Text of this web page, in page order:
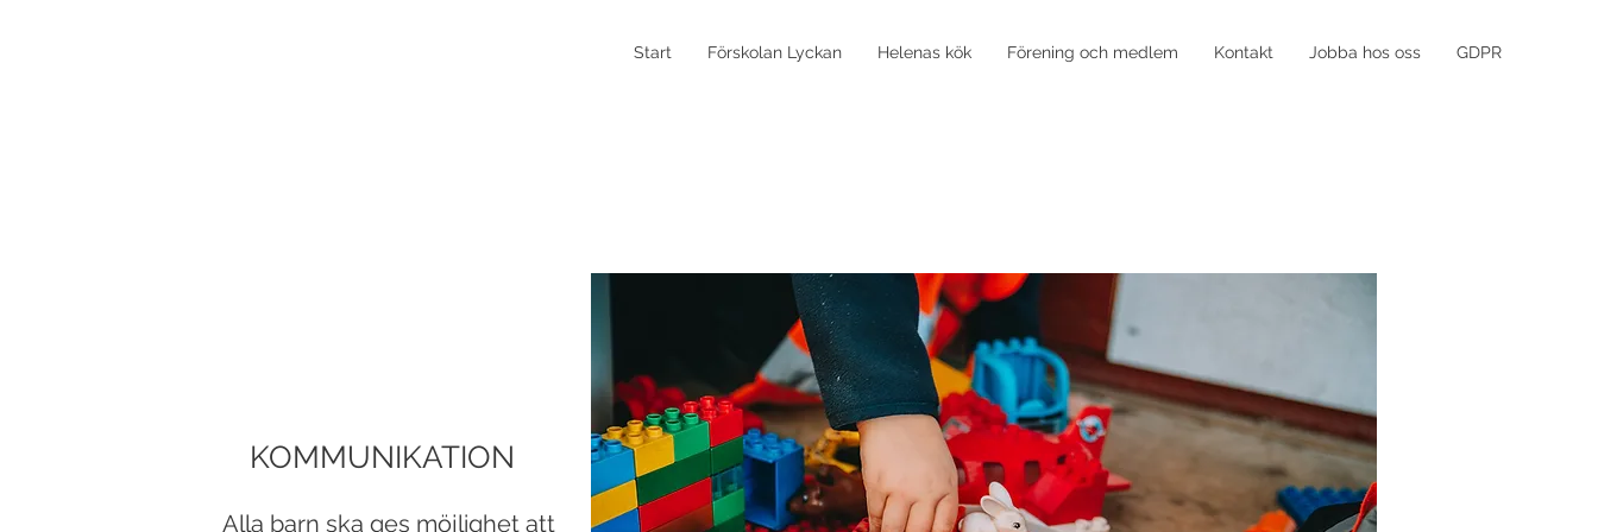
Start Förskolan Lyckan Helenas kök Förening och medlem Kontakt Jobba hos oss GDPR
KOMMUNIKATION
Alla barn ska ges möjlighet att